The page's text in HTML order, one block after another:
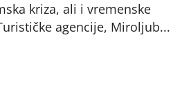
kriza, ali i vremenske
agencije, Miroljub...